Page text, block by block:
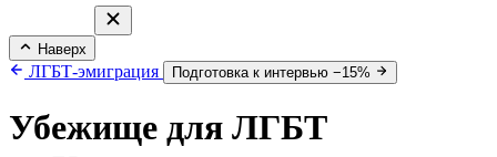
Наверх
ЛГБТ-эмиграция Подготовка к интервью −15%
Убежище для ЛГБТ